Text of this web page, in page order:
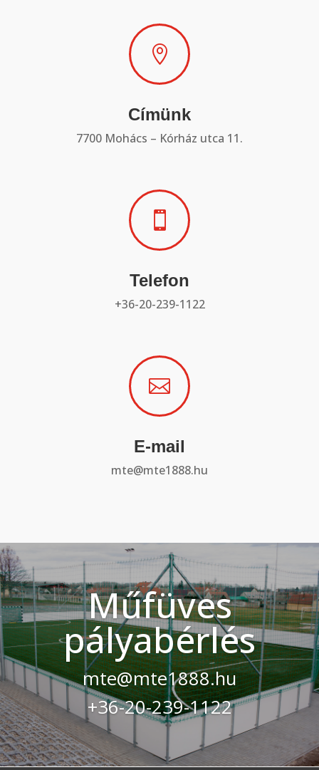

Címünk
7700 Mohács – Kórház utca 11.

Telefon
+36-20-239-1122

E-mail
mte@mte1888.hu
Műfüves
pályabérlés
mte@mte1888.hu
+36-20-239-1122